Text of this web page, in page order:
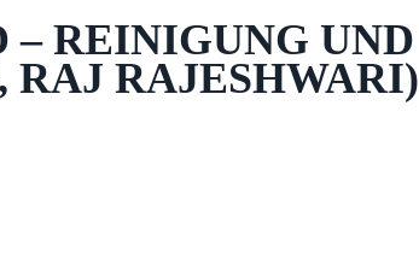
– REINIGUNG UND
RAJ RAJESHWARI)